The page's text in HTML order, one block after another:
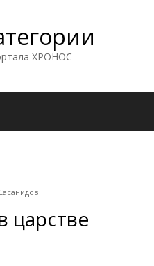
ХРОНОС
царстве